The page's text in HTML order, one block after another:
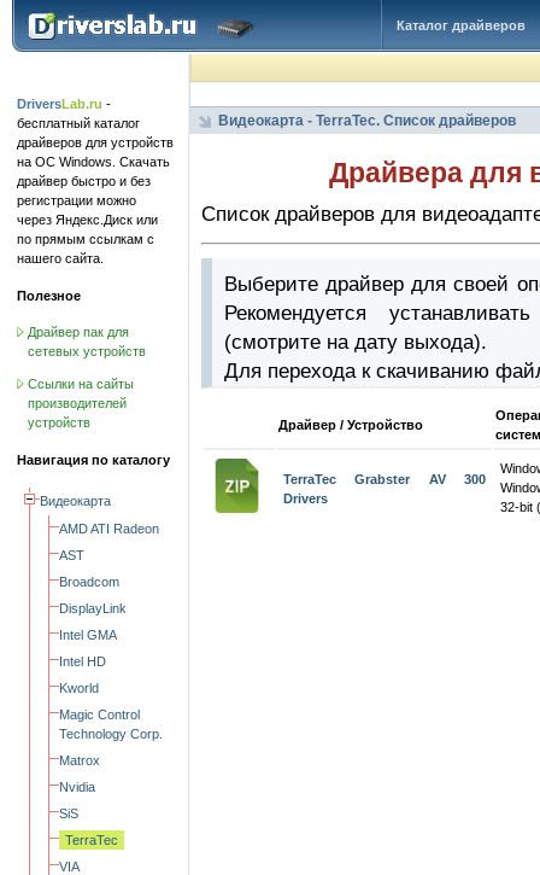
Каталог драйверов
DriversLab.ru -
бесплатный каталог
драйверов для устройств
на ОС Windows. Скачать
драйвер быстро и без
регистрации можно
через Яндекс.Диск или
по прямым ссылкам с
нашего сайта.
Полезное
Драйвер пак для
сетевых устройств
Ссылки на сайты
производителей
устройств
Навигация по каталогу
Видеокарта
AMD ATI Radeon
AST
Broadcom
DisplayLink
Intel GMA
Intel HD
Kworld
Magic Control
Technology Corp.
Matrox
Nvidia
SiS
TerraTec
VIA
Видеокарта - TerraTec. Список драйверов
Драйвера для
Список драйверов для
Выберите драйвер для своей
Рекомендуется
(смотрите на дату выхода).
Для перехода к скачиванию
Драйвер / Устройство
TerraTec Grabster AV 300
Drivers
32-bit